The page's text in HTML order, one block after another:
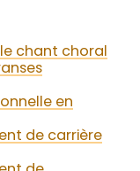
chant choral
en
de carrière